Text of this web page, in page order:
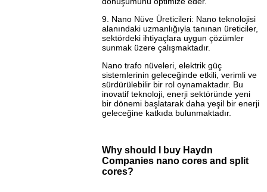
9. Nano Nüve Üreticileri: Nano teknolojisi
alanındaki uzmanlığıyla tanınan üreticiler,
sektördeki ihtiyaçlara uygun çözümler
sunmak üzere çalışmaktadır.
Nano trafo nüveleri, elektrik güç
sistemlerinin geleceğinde etkili, verimli ve
sürdürülebilir bir rol oynamaktadır. Bu
inovatif teknoloji, enerji sektöründe yeni
bir dönemi başlatarak daha yeşil bir enerji
geleceğine katkıda bulunmaktadır.
Why should I buy Haydn
Companies nano cores and split
cores?